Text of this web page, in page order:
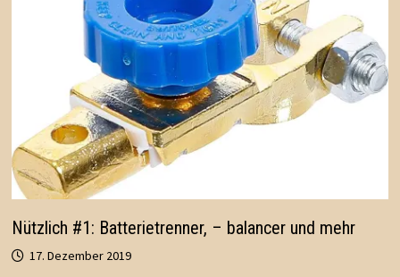
Nützlich #1: Batterietrenner, – balancer und mehr
17. Dezember 2019